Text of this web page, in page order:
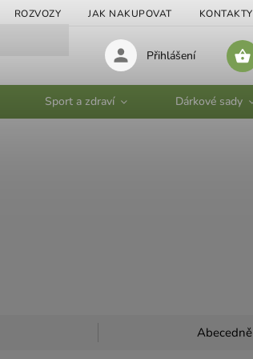
ROZVOZY JAK NAKUPOVAT KONTAKTY
Přihlášení
Sport a zdraví Dárkové sady
Abecedně